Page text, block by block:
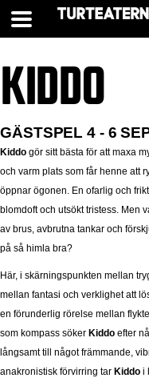
KIDDO
GÄSTSPEL 4 - 6
Kiddo gör sitt bästa för att maxa
och varm plats som får henne att
öppnar ögonen. En ofarlig och
blomdoft och utsökt tristess. Men
av brus, avbrutna tankar och
på så himla bra?
Här, i skärningspunkten mellan
mellan fantasi och verklighet att
en förunderlig rörelse mellan
som kompass söker Kiddo efter
långsamt till något främmande,
anakronistisk förvirring tar Kiddo i